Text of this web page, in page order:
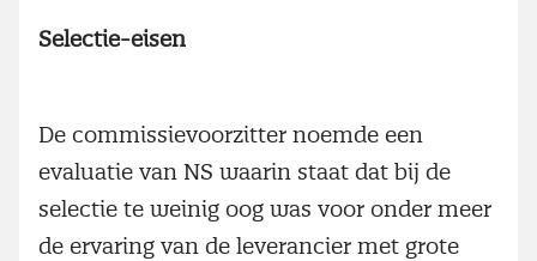
Selectie-eisen
De commissievoorzitter noemde een
evaluatie van NS waarin staat dat bij de
selectie te weinig oog was voor onder meer
de ervaring van de leverancier met grote